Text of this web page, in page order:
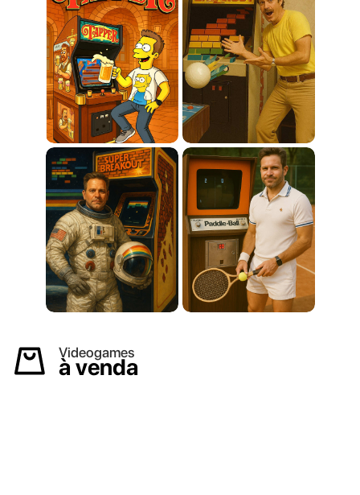
Videogames
à venda